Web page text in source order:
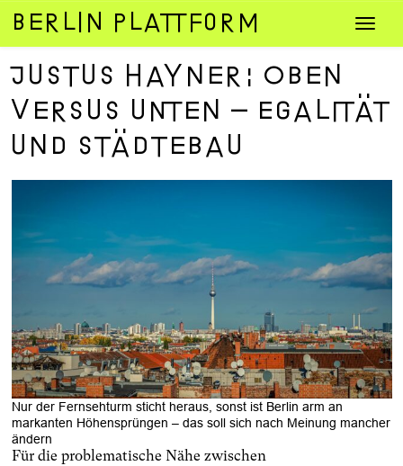
Zum
Inhalt
springen
Justus Hayner: Oben
versus unten – Egalität
und Städtebau
Nur der Fernsehturm sticht heraus, sonst ist Berlin arm an
markanten Höhensprüngen – das soll sich nach Meinung mancher
ändern
Für die problematische Nähe zwischen